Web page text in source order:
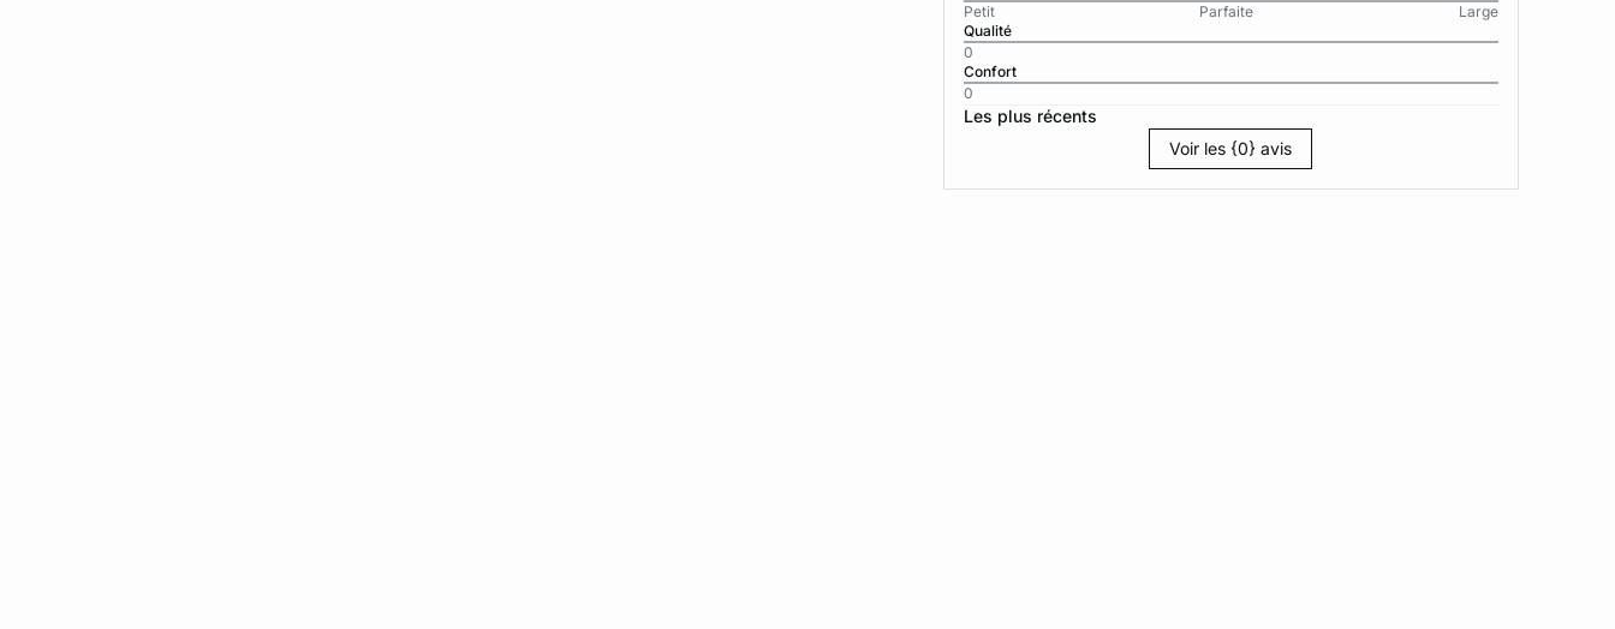
Petit
Parfaite
Large
Qualité
0
Confort
0
Les plus récents
Voir les {0} avis